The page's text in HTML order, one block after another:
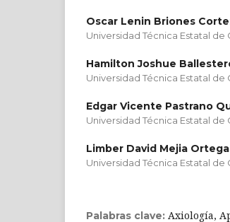
Oscar Lenin Briones
Universidad Técnica Estatal
Hamilton Joshue
Universidad Técnica Estatal
Edgar Vicente Pastrano
Universidad Técnica Estatal
Limber David Mejia Ortega
Universidad Técnica Estatal
Palabras clave: Axiología,